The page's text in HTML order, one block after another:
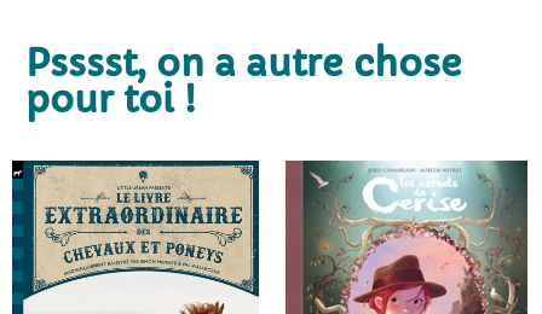
Psssst, on a autre chose
pour toi !